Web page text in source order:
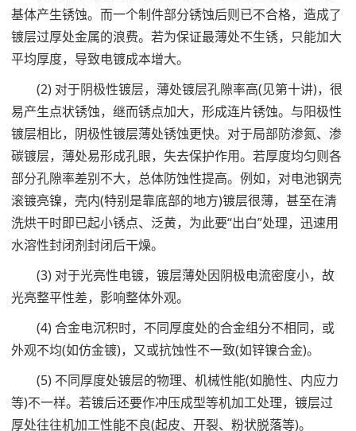
基体产生锈蚀。而一个制件部分锈蚀后则已不合格，造成了
镀层过厚处金属的浪费。若为保证最薄处不生锈，只能加大
平均厚度，导致电镀成本增大。
(2) 对于阴极性镀层，薄处镀层孔隙率高(见第十讲)，很
易产生点状锈蚀，继而锈点加大，形成连片锈蚀。与阳极性
镀层相比，阴极性镀层薄处锈蚀更快。对于局部防渗氮、渗
碳镀层，薄处易形成孔眼，失去保护作用。若厚度均匀则各
部分孔隙率差别不大，总体防蚀性提高。例如，对电池钢壳
滚镀亮镍，壳内(特别是靠底部的地方)镀层很薄，甚至在清
洗烘干时即已起小锈点、泛黄，为此要“出白”处理，迅速用
水溶性封闭剂封闭后干燥。
(3) 对于光亮性电镀，镀层薄处因阴极电流密度小，故
光亮整平性差，影响整体外观。
(4) 合金电沉积时，不同厚度处的合金组分不相同，或
外观不均(如仿金镀)，又或抗蚀性不一致(如锌镍合金)。
(5) 不同厚度处镀层的物理、机械性能(如脆性、内应力
等)不一样。若镀后还要作冲压成型等机加工处理，镀层过
厚处往往机加工性能不良(起皮、开裂、粉状脱落等)。